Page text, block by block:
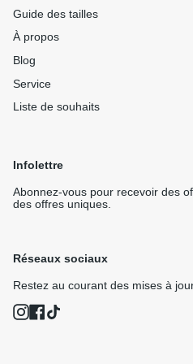
Guide des tailles
À propos
Blog
Service
Liste de souhaits
Infolettre
Abonnez-vous pour recevoir des
des offres uniques.
Réseaux sociaux
Restez au courant des mises à
InstagramFacebook